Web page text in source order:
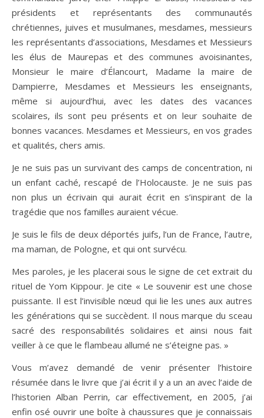
présidents et représentants des communautés
chrétiennes, juives et musulmanes, mesdames, messieurs
les représentants d’associations, Mesdames et Messieurs
les élus de Maurepas et des communes avoisinantes,
Monsieur le maire d’Élancourt, Madame la maire de
Dampierre, Mesdames et Messieurs les enseignants,
même si aujourd’hui, avec les dates des vacances
scolaires, ils sont peu présents et on leur souhaite de
bonnes vacances. Mesdames et Messieurs, en vos grades
et qualités, chers amis.
Je ne suis pas un survivant des camps de concentration, ni
un enfant caché, rescapé de l’Holocauste. Je ne suis pas
non plus un écrivain qui aurait écrit en s’inspirant de la
tragédie que nos familles auraient vécue.
Je suis le fils de deux déportés juifs, l’un de France, l’autre,
ma maman, de Pologne, et qui ont survécu.
Mes paroles, je les placerai sous le signe de cet extrait du
rituel de Yom Kippour. Je cite « Le souvenir est une chose
puissante. Il est l’invisible nœud qui lie les unes aux autres
les générations qui se succèdent. Il nous marque du sceau
sacré des responsabilités solidaires et ainsi nous fait
veiller à ce que le flambeau allumé ne s’éteigne pas. »
Vous m’avez demandé de venir présenter l’histoire
résumée dans le livre que j’ai écrit il y a un an avec l’aide de
l’historien Alban Perrin, car effectivement, en 2005, j’ai
enfin osé ouvrir une boîte à chaussures que je connaissais